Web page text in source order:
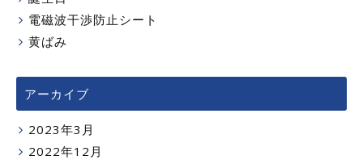
電磁波干渉防止シート
黄ばみ
アーカイブ
2023年3月
2022年12月